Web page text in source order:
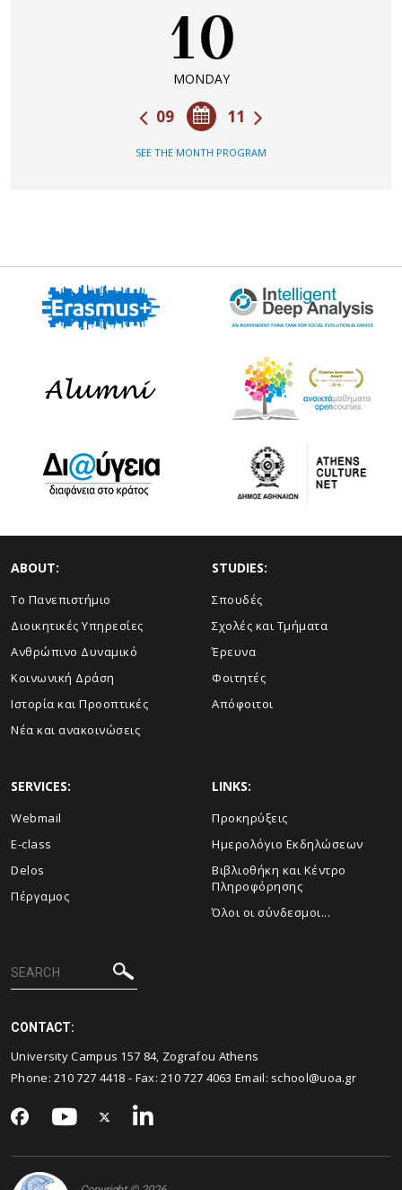
10
MONDAY
11
09
SEE THE MONTH PROGRAM
ABOUT:
Το Πανεπιστήμιο
Διοικητικές Υπηρεσίες
Ανθρώπινο Δυναμικό
Κοινωνική Δράση
Ιστορία και Προοπτικές
Νέα και ανακοινώσεις
STUDIES:
Σπουδές
Σχολές και Τμήματα
Έρευνα
Φοιτητές
Απόφοιτοι
SERVICES:
Webmail
E-class
Delos
Πέργαμος
LINKS:
Προκηρύξεις
Ημερολόγιο Εκδηλώσεων
Βιβλιοθήκη και Κέντρο
Πληροφόρησης
Όλοι οι σύνδεσμοι...
CONTACT:
University Campus 157 84, Zografou Athens
Phone:210 727 4418 - Fax:210 727 4063 Email: school@uoa.gr